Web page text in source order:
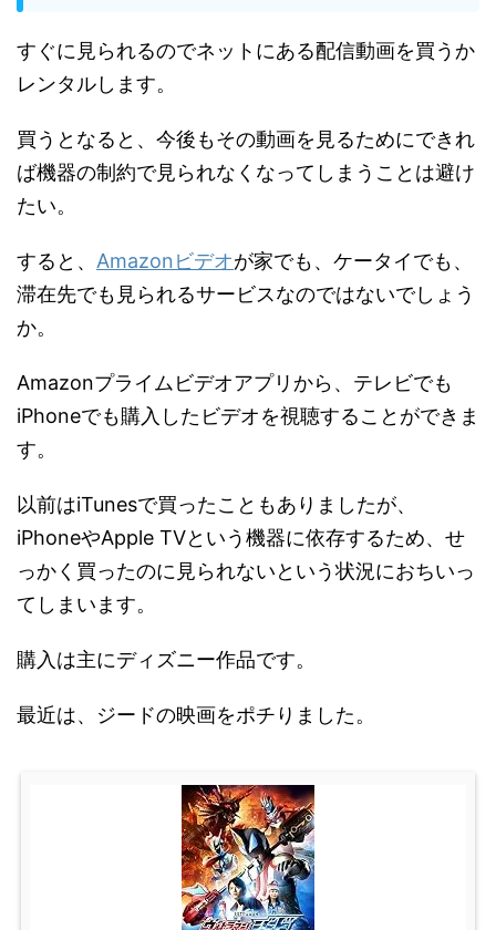
すぐに見られるのでネットにある配信動画を買うか
レンタルします。
買うとなると、今後もその動画を見るためにできれ
ば機器の制約で見られなくなってしまうことは避け
たい。
すると、 Amazonビデオが家でも、ケータイでも、
滞在先でも見られるサービスなのではないでしょう
か。
Amazonプライムビデオアプリから、テレビでも
iPhoneでも購入したビデオを視聴することができま
す。
以前はiTunesで買ったこともありましたが、
iPhoneやApple TVという機器に依存するため、せ
っかく買ったのに見られないという状況におちいっ
てしまいます。
購入は主にディズニー作品です。
最近は、ジードの映画をポチりました。